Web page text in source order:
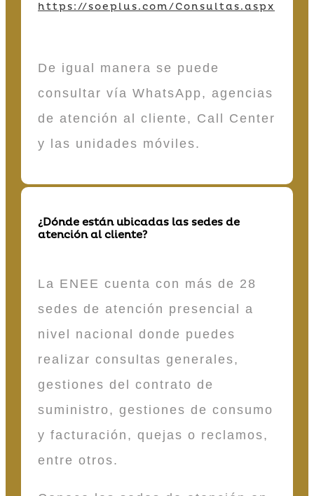
https://soeplus.com/Consultas.aspx
De igual manera se puede
consultar vía WhatsApp, agencias
de atención al cliente, Call Center
y las unidades móviles.
¿Dónde están ubicadas las sedes de
atención al cliente?
La ENEE cuenta con más de 28
sedes de atención presencial a
nivel nacional donde puedes
realizar consultas generales,
gestiones del contrato de
suministro, gestiones de consumo
y facturación, quejas o reclamos,
entre otros.